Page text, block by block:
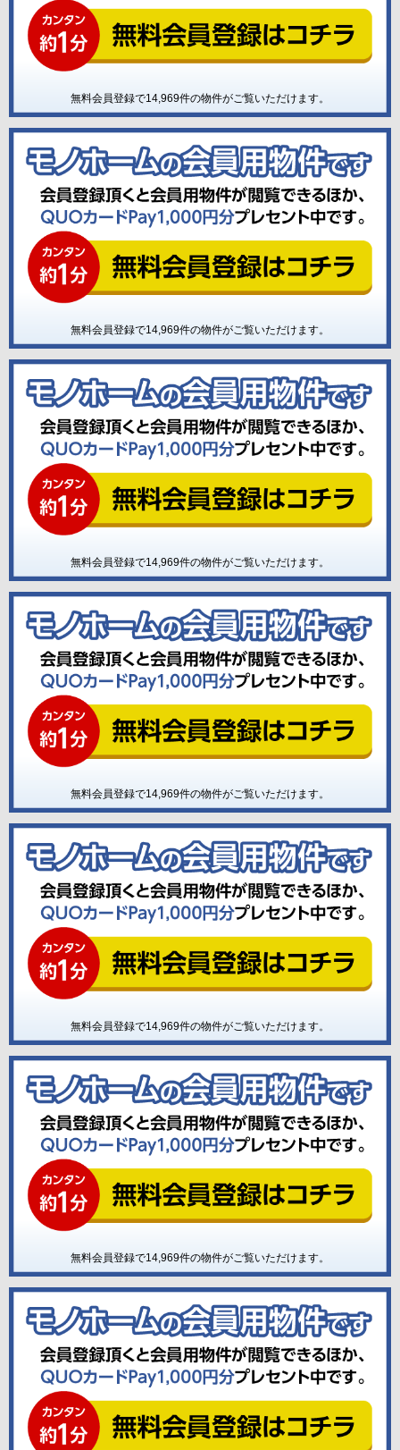
無料会員登録で14,969件の物件がご覧いただけます。
無料会員登録で14,969件の物件がご覧いただけます。
無料会員登録で14,969件の物件がご覧いただけます。
無料会員登録で14,969件の物件がご覧いただけます。
無料会員登録で14,969件の物件がご覧いただけます。
無料会員登録で14,969件の物件がご覧いただけます。